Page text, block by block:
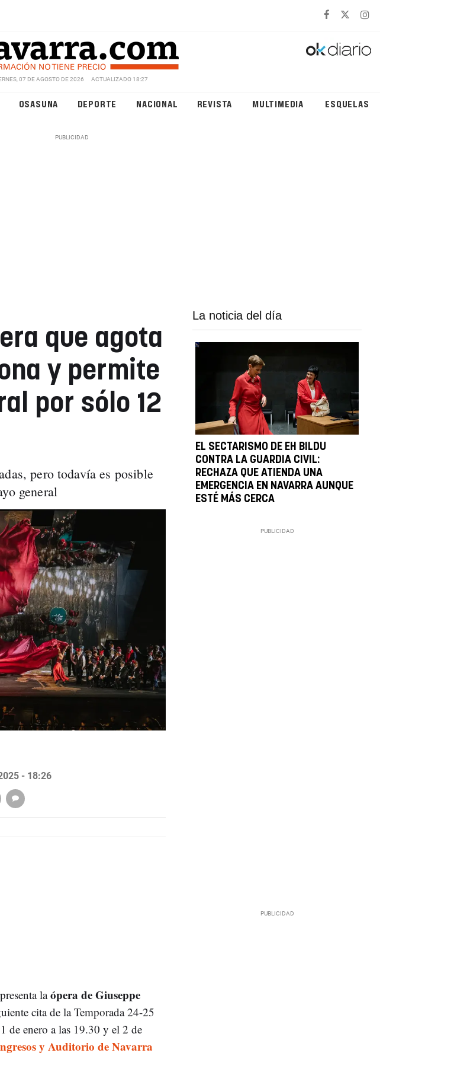
07 DE AGOSTO DE 2026 ACTUALIZADO 18:27
OSASUNA DEPORTE NACIONAL REVISTA MULTIMEDIA ESQUELAS
que agota
y permite
por sólo 12
pero todavía es posible
general
- 18:26
La noticia del día
EL SECTARISMO DE EH BILDU
CONTRA LA GUARDIA CIVIL:
RECHAZA QUE ATIENDA UNA
EMERGENCIA EN NAVARRA AUNQUE
ESTÉ MÁS CERCA
laópera de Giuseppe
cita de la Temporada 24-25
de enero a las 19.30 y el 2 de
y Auditorio de Navarra